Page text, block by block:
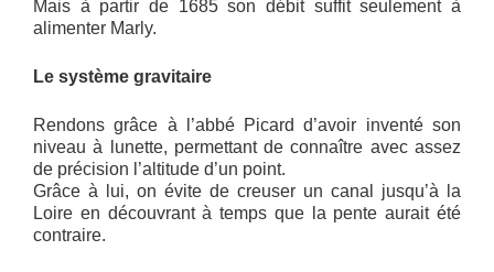
Mais à partir de 1685 son débit suffit seulement à
alimenter Marly.
Le système gravitaire
Rendons grâce à l’abbé Picard d’avoir inventé son
niveau à lunette, permettant de connaître avec assez
de précision l’altitude d’un point.
Grâce à lui, on évite de creuser un canal jusqu’à la
Loire en découvrant à temps que la pente aurait été
contraire.